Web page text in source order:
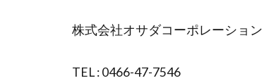
株式会社オサダコーポレーション
TEL : 0466-47-7546